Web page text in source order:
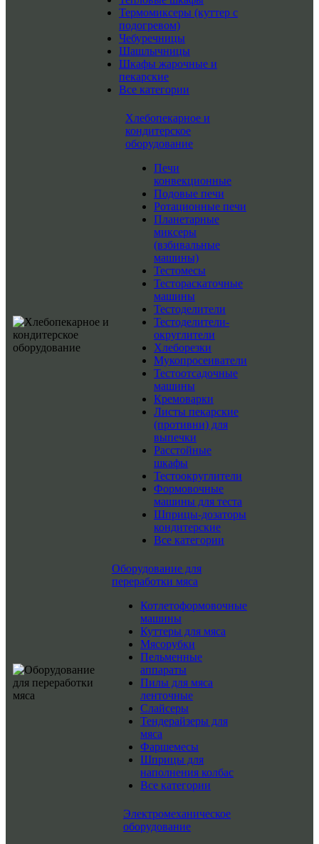
Термомиксеры (куттер с
подогревом)
Чебуречницы
Шашлычницы
Шкафы жарочные и
пекарские
Все категории
Хлебопекарное и
кондитерское
оборудование
Печи
конвекционные
Подовые печи
Ротационные печи
Планетарные
миксеры
(взбивальные
машины)
Тестомесы
Тестораскаточные
машины
Тестоделители
Тестоделители-
округлители
Хлеборезки
Мукопросеиватели
Тестоотсадочные
машины
Кремоварки
Листы пекарские
(противни) для
выпечки
Расстойные
шкафы
Тестоокруглители
Формовочные
машины для теста
Шприцы-дозаторы
кондитерские
Все категории
Оборудование для
переработки мяса
Котлетоформовочные
машины
Куттеры для мяса
Мясорубки
Пельменные
аппараты
Пилы для мяса
ленточные
Слайсеры
Тендерайзеры для
мяса
Фаршемесы
Шприцы для
наполнения колбас
Все категории
Электромеханическое
оборудование